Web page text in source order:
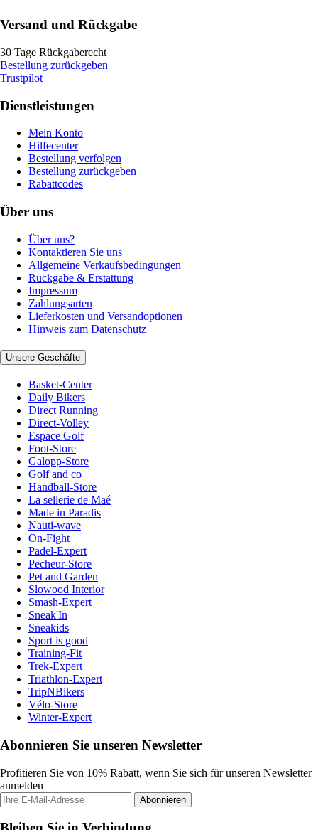
Versand und Rückgabe
30 Tage Rückgaberecht
Bestellung zurückgeben
Trustpilot
Dienstleistungen
Mein Konto
Hilfecenter
Bestellung verfolgen
Bestellung zurückgeben
Rabattcodes
Über uns
Über uns?
Kontaktieren Sie uns
Allgemeine Verkaufsbedingungen
Rückgabe & Erstattung
Impressum
Zahlungsarten
Lieferkosten und Versandoptionen
Hinweis zum Datenschutz
Unsere Geschäfte
Basket-Center
Daily Bikers
Direct Running
Direct-Volley
Espace Golf
Foot-Store
Galopp-Store
Golf and co
Handball-Store
La sellerie de Maé
Made in Paradis
Nauti-wave
On-Fight
Padel-Expert
Pecheur-Store
Pet and Garden
Slowood Interior
Smash-Expert
Sneak'In
Sneakids
Sport is good
Training-Fit
Trek-Expert
Triathlon-Expert
TripNBikers
Vélo-Store
Winter-Expert
Abonnieren Sie unseren Newsletter
Profitieren Sie von 10% Rabatt, wenn Sie sich für unseren Newsletter
anmelden
Abonnieren